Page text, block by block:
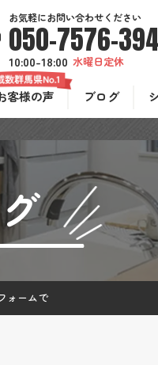
お気軽にお問い合わせください
050-7576-
10:00-18:00 水曜日定休
客様の声 ブログ
ォームで